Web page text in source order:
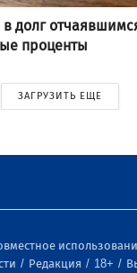
в долг
проценты
ЗАГРУЗИТЬ ЕЩЕ
Редакция 18+